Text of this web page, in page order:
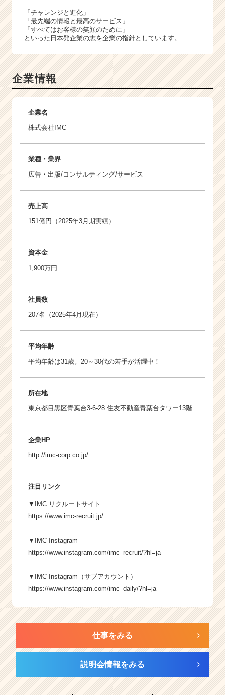
「チャレンジと進化」
「最先端の情報と最高のサービス」
「すべてはお客様の笑顔のために」
といった日本発企業の志を企業の指針としています。
企業情報
企業名
株式会社IMC
業種・業界
広告・出版/コンサルティング/サービス
売上高
151億円（2025年3月期実績）
資本金
1,900万円
社員数
207名（2025年4月現在）
平均年齢
平均年齢は31歳。20～30代の若手が活躍中！
所在地
東京都目黒区青葉台3-6-28 住友不動産青葉台タワー13階
企業HP
http://imc-corp.co.jp/
注目リンク
▼IMC リクルートサイト
https://www.imc-recruit.jp/
▼IMC Instagram
https://www.instagram.com/imc_recruit/?hl=ja
▼IMC Instagram（サブアカウント）
https://www.instagram.com/imc_daily/?hl=ja
仕事をみる
説明会情報をみる